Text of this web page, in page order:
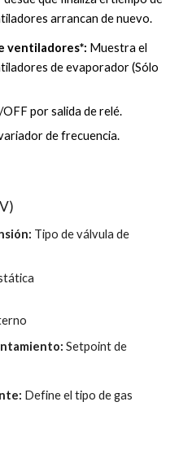
arrancan de nuevo.
ventiladores*: Muestra el
de evaporador (Sólo
por salida de relé.
de frecuencia.
)
Tipo de válvula de
Setpoint de
Define el tipo de gas